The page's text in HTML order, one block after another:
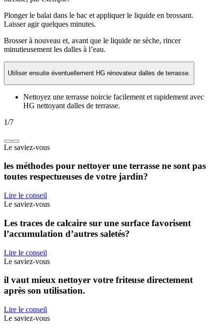
Plonger le balai dans le bac et appliquer le liquide en brossant.
Laisser agir quelques minutes.
Brosser à nouveau et, avant que le liquide ne sèche, rincer
minutieusement les dalles à l’eau.
Utiliser ensuite éventuellement HG rénovateur dalles de terrasse.
Nettoyez une terrasse noircie facilement et rapidement avec
HG nettoyant dalles de terrasse.
1/7
Le saviez-vous
les méthodes pour nettoyer une terrasse ne sont pas
toutes respectueuses de votre jardin?
Lire le conseil
Le saviez-vous
Les traces de calcaire sur une surface favorisent
l’accumulation d’autres saletés?
Lire le conseil
Le saviez-vous
il vaut mieux nettoyer votre friteuse directement
après son utilisation.
Lire le conseil
Le saviez-vous